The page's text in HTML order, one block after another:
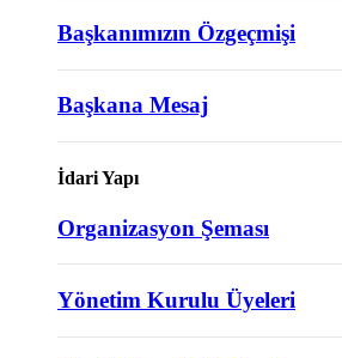
Başkanımızın Özgeçmişi
Başkana Mesaj
İdari Yapı
Organizasyon Şeması
Yönetim Kurulu Üyeleri